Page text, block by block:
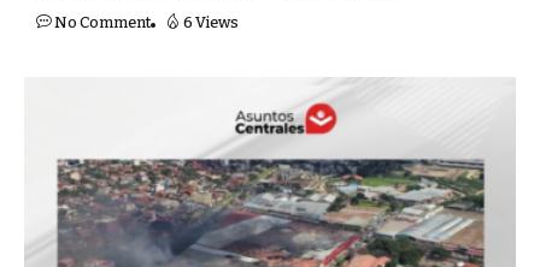
No Comment 6 Views